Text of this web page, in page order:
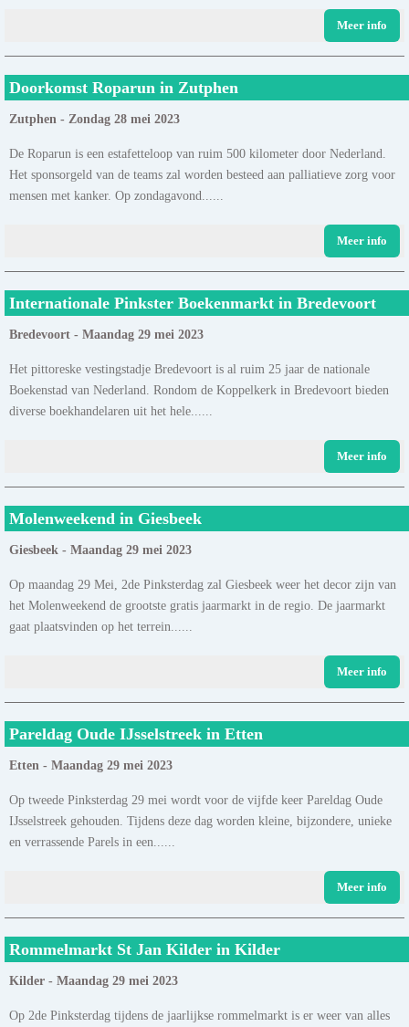
Meer info
Doorkomst Roparun in Zutphen
Zutphen - Zondag 28 mei 2023
De Roparun is een estafetteloop van ruim 500 kilometer door Nederland.
Het sponsorgeld van de teams zal worden besteed aan palliatieve zorg voor
mensen met kanker. Op zondagavond......
Meer info
Internationale Pinkster Boekenmarkt in Bredevoort
Bredevoort - Maandag 29 mei 2023
Het pittoreske vestingstadje Bredevoort is al ruim 25 jaar de nationale
Boekenstad van Nederland. Rondom de Koppelkerk in Bredevoort bieden
diverse boekhandelaren uit het hele......
Meer info
Molenweekend in Giesbeek
Giesbeek - Maandag 29 mei 2023
Op maandag 29 Mei, 2de Pinksterdag zal Giesbeek weer het decor zijn van
het Molenweekend de grootste gratis jaarmarkt in de regio. De jaarmarkt
gaat plaatsvinden op het terrein......
Meer info
Pareldag Oude IJsselstreek in Etten
Etten - Maandag 29 mei 2023
Op tweede Pinksterdag 29 mei wordt voor de vijfde keer Pareldag Oude
IJsselstreek gehouden. Tijdens deze dag worden kleine, bijzondere, unieke
en verrassende Parels in een......
Meer info
Rommelmarkt St Jan Kilder in Kilder
Kilder - Maandag 29 mei 2023
Op 2de Pinksterdag tijdens de jaarlijkse rommelmarkt is er weer van alles